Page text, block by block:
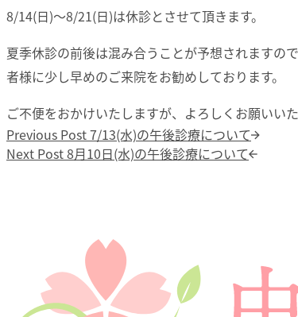
8/14(日)〜8/21(日)は休診とさせて頂きます。
夏季休診の前後は混み合うことが予想されますの
者様に少し早めのご来院をお勧めしております。
ご不便をおかけいたしますが、よろしくお願いいた
投稿ナビゲーション
Previous PostPrevious post:
7/13(水)の午後診療について
Next PostNext post:
8月10日(水)の午後診療について